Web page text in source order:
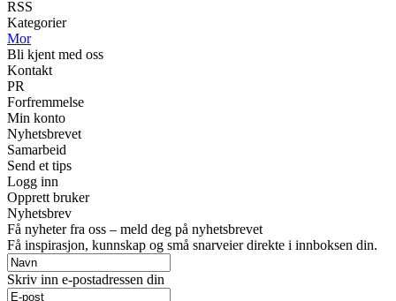
RSS
Kategorier
Mor
Bli kjent med oss
Kontakt
PR
Forfremmelse
Min konto
Nyhetsbrevet
Samarbeid
Send et tips
Logg inn
Opprett bruker
Nyhetsbrev
Få nyheter fra oss – meld deg på nyhetsbrevet
Få inspirasjon, kunnskap og små snarveier direkte i innboksen din.
Skriv inn e-postadressen din